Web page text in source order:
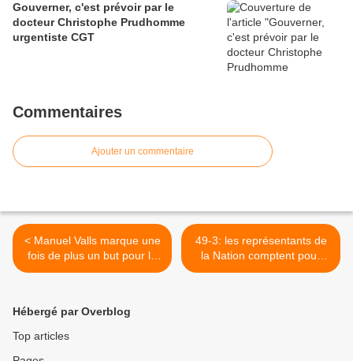
Gouverner, c'est prévoir par le
docteur Christophe Prudhomme
urgentiste CGT
Commentaires
Ajouter un commentaire
< Manuel Valls marque une
fois de plus un but pour le
capital contre le monde du
49-3: les représentants de
la Nation comptent pour
rien >
Hébergé par Overblog
Top articles